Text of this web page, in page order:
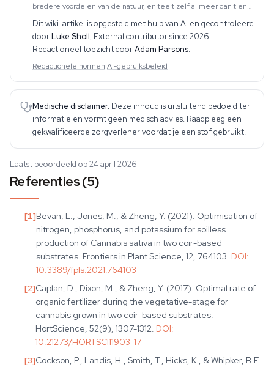
bredere voordelen van de natuur, en teelt zelf al meer dan tien
die de volledige cyclus
Dit wiki-artikel is opgesteld met hulp van AI en gecontroleerd
doorLuke Sholl, External contributor since 2026.
Redactioneel toezicht doorAdam Parsons.
Redactionele normen·AI-gebruiksbeleid
Medische disclaimer. Deze inhoud is uitsluitend bedoeld ter
informatie en vormt geen medisch advies. Raadpleeg een
gekwalificeerde zorgverlener voordat je een stof gebruikt.
Laatst beoordeeld op 24 april 2026
Referenties (5)
[1]Bevan, L., Jones, M., & Zheng, Y. (2021). Optimisation of
nitrogen, phosphorus, and potassium for soilless
production of Cannabis sativa in two coir-based
substrates. Frontiers in Plant Science, 12, 764103. DOI:
10.3389/fpls.2021.764103
[2]Caplan, D., Dixon, M., & Zheng, Y. (2017). Optimal rate of
organic fertilizer during the vegetative-stage for
cannabis grown in two coir-based substrates.
HortScience, 52(9), 1307-1312. DOI:
10.21273/HORTSCI11903-17
[3]Cockson, P., Landis, H., Smith, T., Hicks, K., & Whipker, B.E.